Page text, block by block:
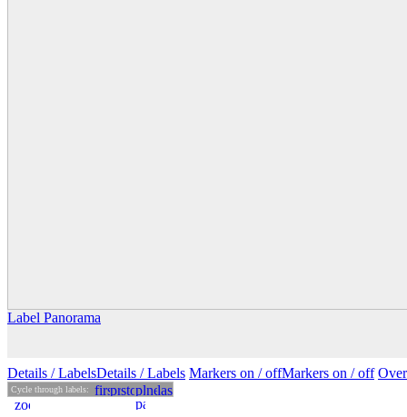
Label Panorama
Details / LabelsDetails /Labels Markers on /offMarkers on / off
Cycle through labels: